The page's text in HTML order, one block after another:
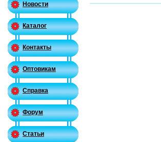
Новости
Каталог
Контакты
Оптовикам
Справка
Форум
Статьи